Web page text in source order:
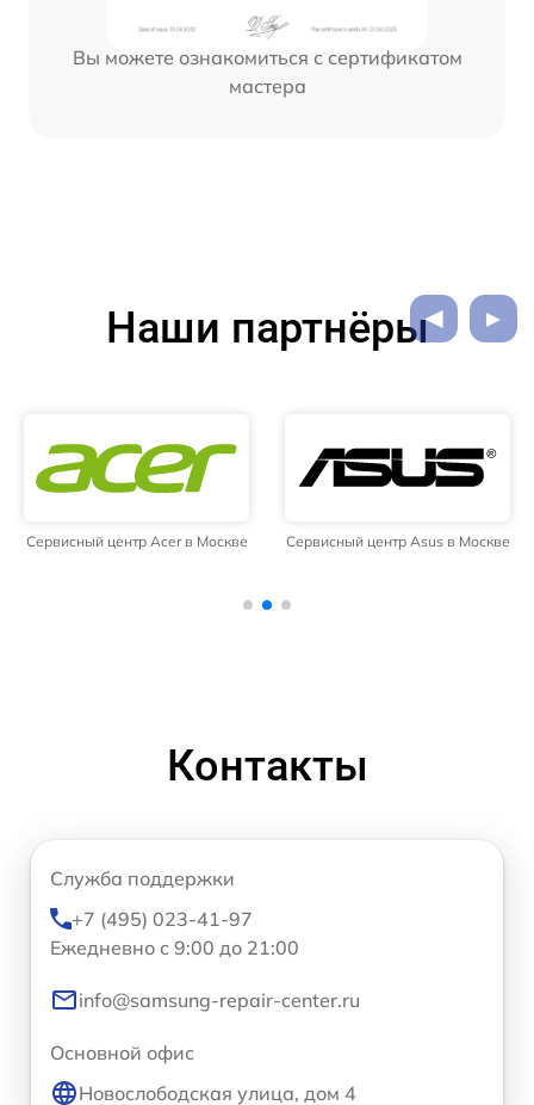
Вы можете ознакомиться с сертификатом
мастера
Наши партнёры
Сервисный центр Acer в Москве Сервисный центр Asus в Москве
Контакты
Служба поддержки
+7 (495) 023-41-97
Ежедневно с 9:00 до 21:00
info@samsung-repair-center.ru
Основной офис
Новослободская улица, дом 4